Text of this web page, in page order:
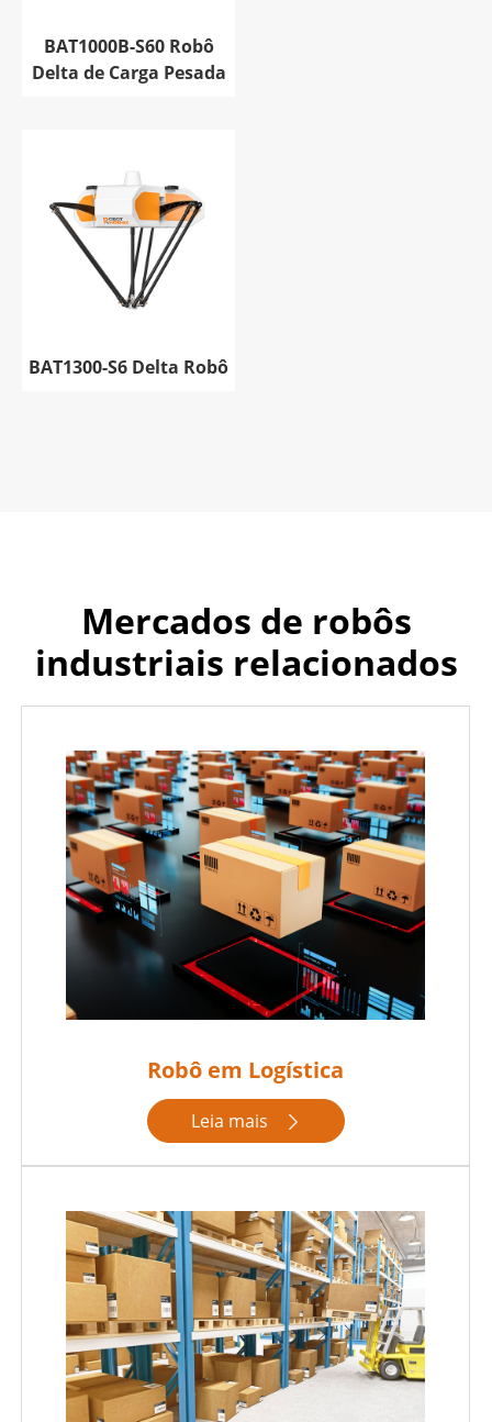
BAT1000B-S60 Robô
Delta de Carga Pesada
BAT1300-S6 Delta Robô
Mercados de robôs
industriais relacionados
Robô em Logística
Leia mais 